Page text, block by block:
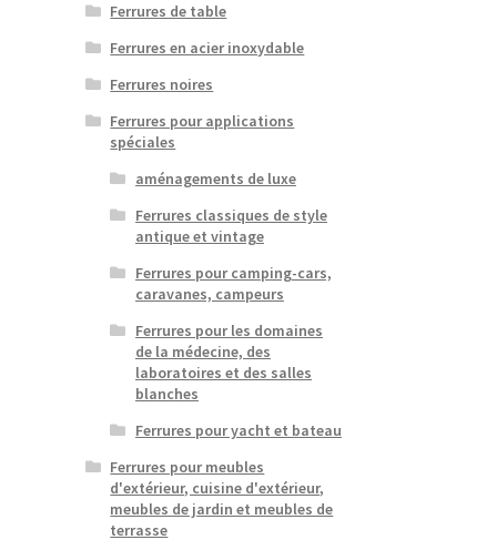
Ferrures de table
Ferrures en acier inoxydable
Ferrures noires
Ferrures pour applications
spéciales
aménagements de luxe
Ferrures classiques de style
antique et vintage
Ferrures pour camping-cars,
caravanes, campeurs
Ferrures pour les domaines
de la médecine, des
laboratoires et des salles
blanches
Ferrures pour yacht et bateau
Ferrures pour meubles
d'extérieur, cuisine d'extérieur,
meubles de jardin et meubles de
terrasse